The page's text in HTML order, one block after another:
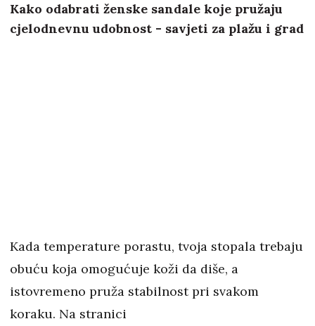
Kako odabrati ženske sandale koje pružaju
cjelodnevnu udobnost - savjeti za plažu i grad
Kada temperature porastu, tvoja stopala trebaju
obuću koja omogućuje koži da diše, a
istovremeno pruža stabilnost pri svakom
koraku. Na stranici